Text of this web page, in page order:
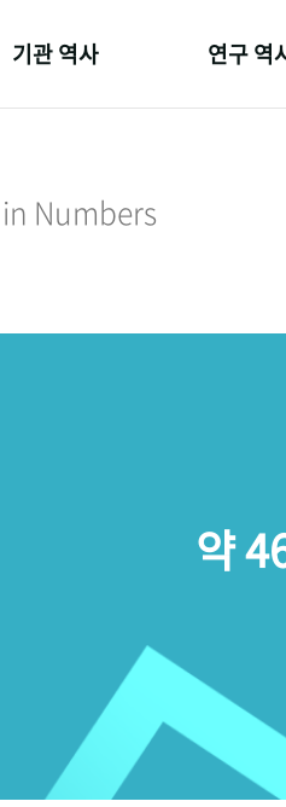
기관 역사 연구 역
Numbers
약